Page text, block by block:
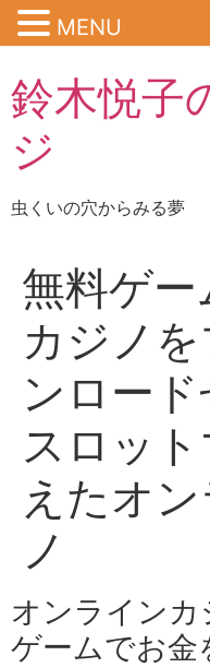
鈴木悦子
ジ
虫くいの穴からみる夢
無料ゲー
カジノ
ンロー
スロッ
えたオ
ノ
オンライン
ゲームでお金
MENU